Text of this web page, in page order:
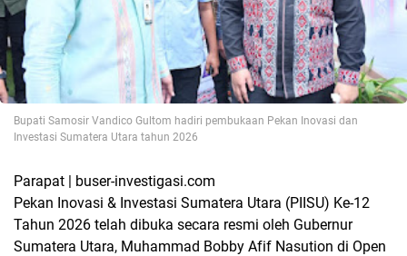
Bupati Samosir Vandico Gultom hadiri pembukaan Pekan Inovasi dan
Investasi Sumatera Utara tahun 2026
Parapat | buser-investigasi.com
Pekan Inovasi & Investasi Sumatera Utara (PIISU) Ke-12
Tahun 2026 telah dibuka secara resmi oleh Gubernur
Sumatera Utara, Muhammad Bobby Afif Nasution di Open